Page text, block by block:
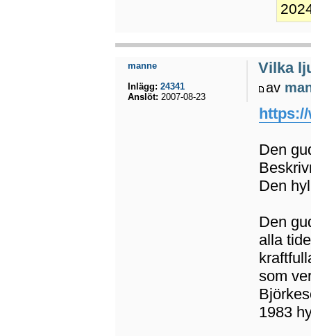
Vilka
av
Den
Den
Den
alla
som
1983
manne
Inlägg: 24341
Anslöt: 2007-08-23